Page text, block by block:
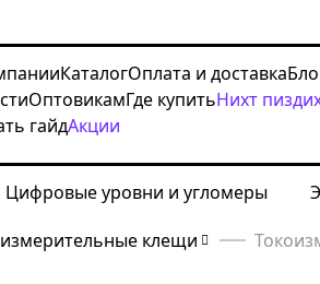
КаталогОплата и доставка
ОптовикамГде купитьНихт
гайдАкции
Цифровые уровни и угломеры
клещи